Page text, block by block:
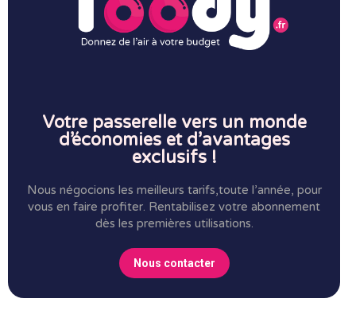
Votre passerelle vers un monde
d’économies et d’avantages
exclusifs !
Nous négocions les meilleurs tarifs,toute l’année, pour
vous en faire profiter. Rentabilisez votre abonnement
dès les premières utilisations.
Nous contacter